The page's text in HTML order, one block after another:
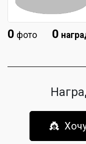
0 фото 0
👸